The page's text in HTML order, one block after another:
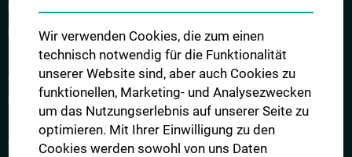
News
Kontakt
ANMELDUNG ZUM MEDAT
Internet-Anmeldung zum MedAT
STUDIENPLÄTZE UND KONTINGENTREGELUNG
Wir verwenden Cookies, die zum einen
technisch notwendig für die Funktionalität
unserer Website sind, aber auch Cookies zu
funktionellen, Marketing- und Analysezwecken
um das Nutzungserlebnis auf unserer Seite zu
optimieren. Mit Ihrer Einwilligung zu den
Cookies werden sowohl von uns Daten